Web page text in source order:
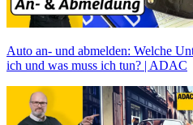
Auto an- und abmelden: Welche
ich und was muss ich tun? | ADAC